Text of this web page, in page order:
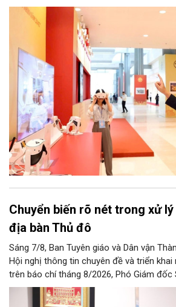
đề của HĐND Thành phố. Đợt triển khai
sách cùng hệ thống giải pháp toàn diện
cơ chế đặc thù, tạo động lực bứt phá cho
công nghệ, đổi mới sáng tạo và chuyển
đô.
Chuyển biến rõ nét trong xử
địa bàn Thủ đô
Sáng 7/8, Ban Tuyên giáo và Dân vận
Hội nghị thông tin chuyên đề và triển khai
trên báo chí tháng 8/2026, Phó Giám đốc
Trương Hải Long đã thông tin về việc tổ
hiện các giải pháp về xử lý úng ngập trên